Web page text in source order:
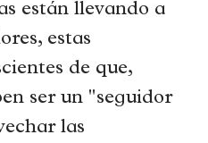
están llevando a
estas
de que,
ser un "seguidor
las